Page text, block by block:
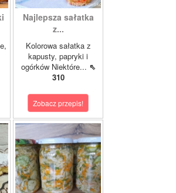
Najlepsza sałatka
z...
Kolorowa sałatka z
kapusty, papryki i
ogórków Niektóre... ⇖
310
Zobacz przepis!